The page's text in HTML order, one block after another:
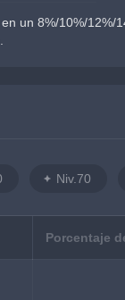
un 8%/10%/
Niv.70
Porcentaje